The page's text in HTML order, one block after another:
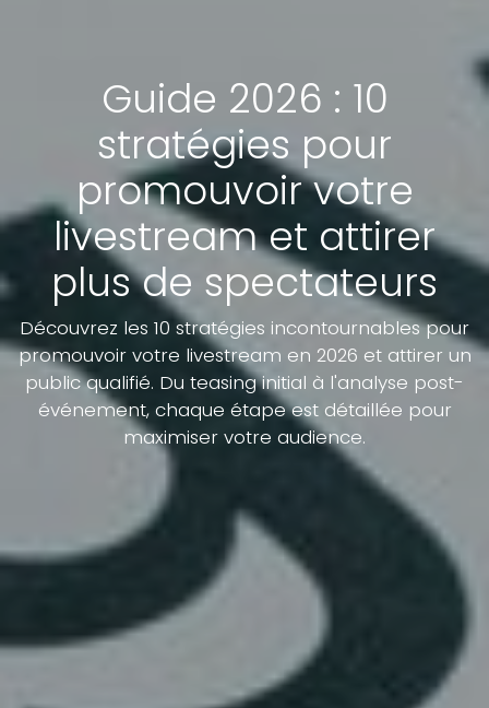
Guide 2026 : 10
stratégies pour
promouvoir votre
livestream et attirer
plus de spectateurs
Découvrez les 10 stratégies incontournables pour
promouvoir votre livestream en 2026 et attirer un
public qualifié. Du teasing initial à l'analyse post-
événement, chaque étape est détaillée pour
maximiser votre audience.